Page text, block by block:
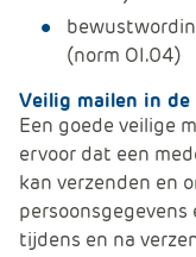
(norm OI.04)
Veilig mailen in
Een goede veilige
ervoor dat een
kan verzenden en
persoonsgegevens
tijdens en na